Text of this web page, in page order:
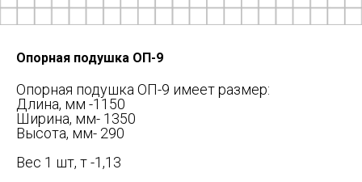
Опорная подушка ОП-9
Опорная подушка ОП-9 имеет размер:
Длина, мм -1150
Ширина, мм- 1350
Высота, мм- 290
Вес 1 шт, т -1,13